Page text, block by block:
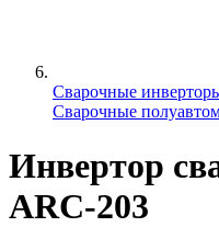
Сварочные
Сварочные
Инвертор
ARC-203